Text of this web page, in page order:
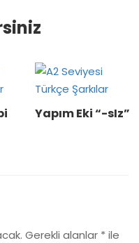
Yapım Eki “-sIz”
Gerekli alanlar * ile